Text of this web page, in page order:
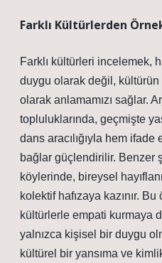
Farklı Kültürlerden
Farklı kültürleri incelemek,
duygu olarak değil,
olarak anlamamızı sağlar.
topluluklarında, geçmişte
dans aracılığıyla hem
bağlar güçlendirilir. Benzer
köylerinde, bireysel
kolektif hafızaya kazınır.
kültürlerle empati kurmaya
yalnızca kişisel bir duygu
kültürel bir yansıma ve